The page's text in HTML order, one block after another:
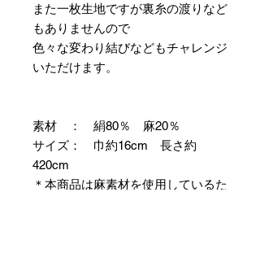
また一枚生地ですが裏糸の渡りなど
もありませんので
色々な変わり結びなどもチャレンジ
いただけます。
素材 ： 絹80％ 麻20％
サイズ： 巾約16cm 長さ約
420cm
＊本商品は麻素材を使用しているた